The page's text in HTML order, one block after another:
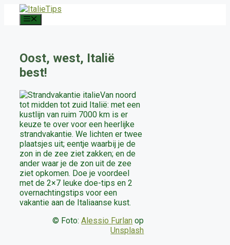
Oost, west, Italië
best!
Van noord
tot midden tot zuid Italië: met een
kustlijn van ruim 7000 km is er
keuze te over voor een heerlijke
strandvakantie. We lichten er twee
plaatsjes uit; eentje waarbij je de
zon in de zee ziet zakken; en de
ander waar je de zon uit de zee
ziet opkomen. Doe je voordeel
met de 2×7 leuke doe-tips en 2
overnachtingstips voor een
vakantie aan de Italiaanse kust.
© Foto:Alessio Furlan op
Unsplash